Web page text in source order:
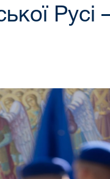
Русі